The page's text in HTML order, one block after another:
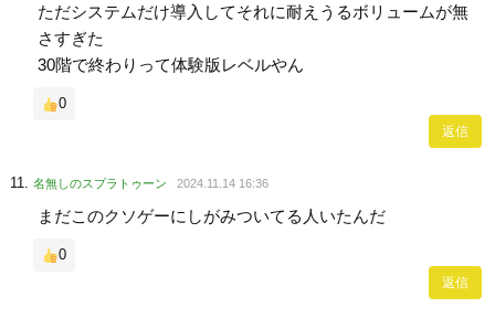
ただシステムだけ導入してそれに耐えうるボリュームが無
さすぎた
30階で終わりって体験版レベルやん
0
返信
名無しのスプラトゥーン 2024.11.14 16:36
まだこのクソゲーにしがみついてる人いたんだ
0
返信